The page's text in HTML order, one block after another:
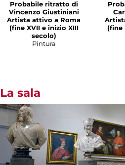
Probabile ritratto di
Vincenzo Giustiniani
Artista attivo a Roma
(fine XVII e inizio XIII
secolo)
Pintura
(fine
La sala